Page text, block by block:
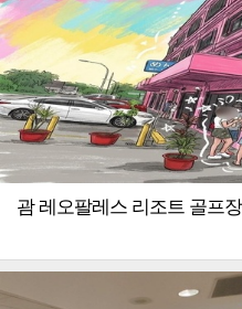
괌 레오팔레스 리조트 골프